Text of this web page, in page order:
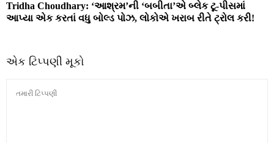
Tridha Choudhary: ‘આશ્રમ’ની ‘બબીતા’એ બ્લેક ટૂ-પીસમાં
આપ્યા એક કરતાં વધુ બોલ્ડ પોઝ, લોકોએ ખરાબ રીતે ટ્રોલ કરી!
એક ટિપ્પણી મૂકો